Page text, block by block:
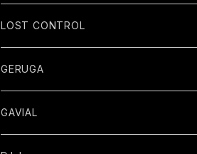
LOST CONTROL
GERUGA
GAVIAL